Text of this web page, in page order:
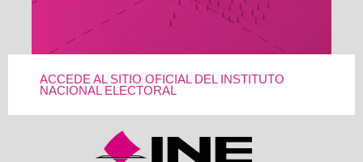
ACCEDE AL SITIO OFICIAL DEL INSTITUTO
NACIONAL ELECTORAL